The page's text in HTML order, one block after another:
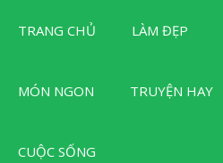
đến
dung
TRANG CHỦ LÀM ĐẸP
MÓN NGON TRUYỆN HAY
CUỘC SỐNG